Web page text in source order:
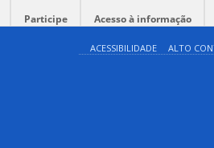
Participe Acesso à informação
ACESSIBILIDADE ALTO